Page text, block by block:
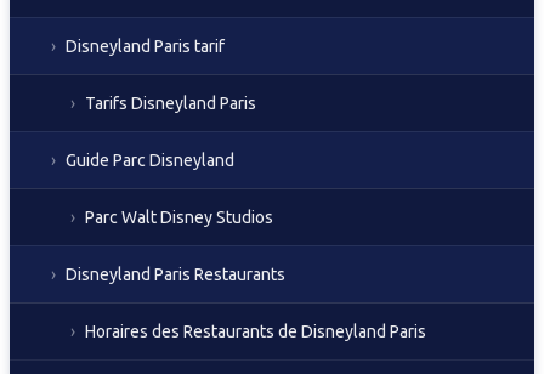
Disneyland Paris tarif
Tarifs Disneyland Paris
Guide Parc Disneyland
Parc Walt Disney Studios
Disneyland Paris Restaurants
Horaires des Restaurants de Disneyland Paris